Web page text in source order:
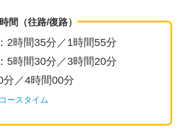
間（往路/復路）
2時間35分／1時間55分
5時間30分／3時間20分
／4時間00分
ースタイム